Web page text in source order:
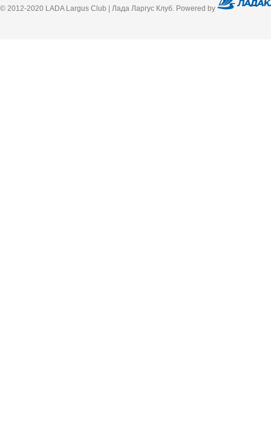
© 2012-2020 LADA Largus Club | Лада Ларгус Клуб. Powered by